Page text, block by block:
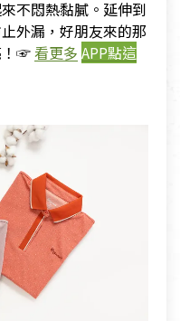
不悶熱黏膩。延伸到
外漏，好朋友來的那
！☞看更多 APP點這